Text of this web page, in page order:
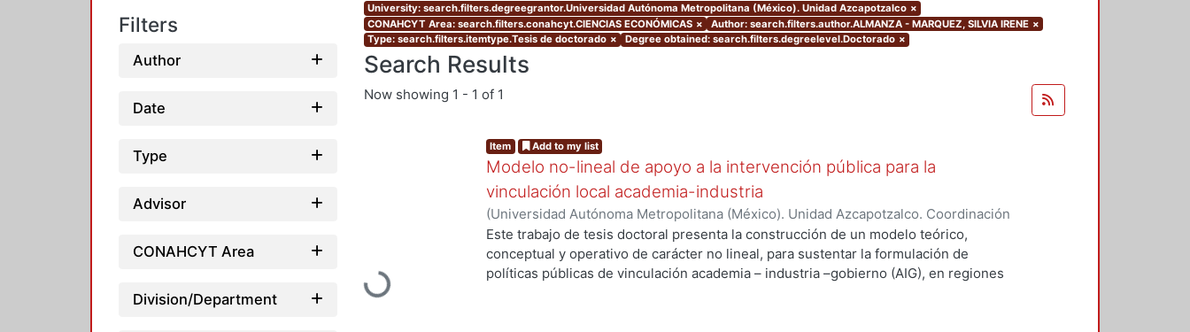
Filters
Author
Date
Type
Advisor
CONAHCYT Area
Division/Department
University: search.filters.degreegrantor.Universidad Autónoma Metropolitana (México). Unidad Azcapotzalco ×
CONAHCYT Area: search.filters.conahcyt.CIENCIAS ECONÓMICAS × Author: search.filters.author.ALMANZA - MARQUEZ, SILVIA IRENE ×
Type: search.filters.itemtype.Tesis de doctorado × Degree obtained: search.filters.degreelevel.Doctorado ×
Search Results
Now showing 1 - 1 of 1
Loading...
Item Add to my list
Modelo no-lineal de apoyo a la intervención pública para la
vinculación local academia-industria
(Universidad Autónoma Metropolitana (México). Unidad Azcapotzalco. Coordinación
de Servicios de Información., 2014-03-24)ALMANZA - MARQUEZ, SILVIA IRENE
Este trabajo de tesis doctoral presenta la construcción de un modelo teórico,
conceptual y operativo de carácter no lineal, para sustentar la formulación de
políticas públicas de vinculación academia – industria –gobierno (AIG), en regiones